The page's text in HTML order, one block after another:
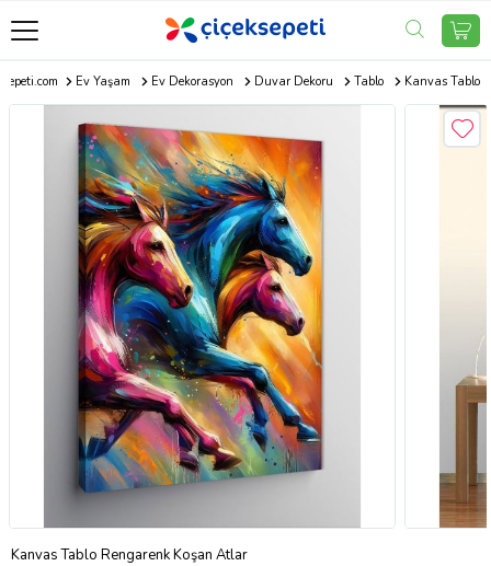
Ev Yaşam Ev Dekorasyon Duvar Dekoru Tablo Kanvas Tablo
Kanvas Tablo Rengarenk Koşan Atlar